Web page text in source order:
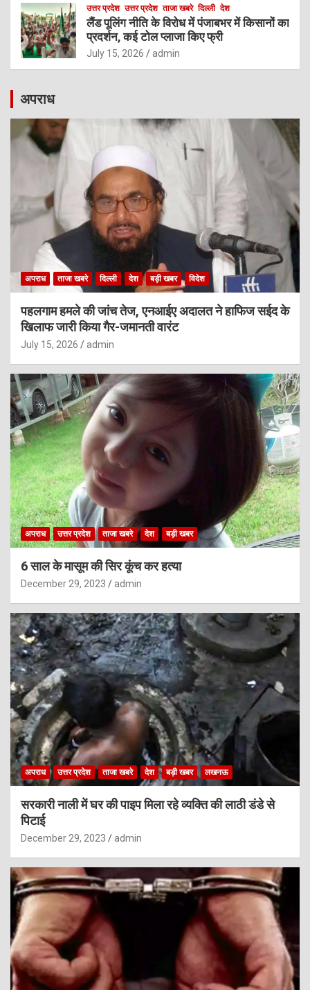
उत्तर प्रदेश उत्तर प्रदेश ताजा खबरे दिल्ली देश
लैंड पूलिंग नीति के विरोध में पंजाबभर में किसानों का
प्रदर्शन, कई टोल प्लाजा किए फ्री
July 15, 2026 admin
अपराध
अपराध ताजा खबरे दिल्ली देश बड़ी खबर विदेश
पहलगाम हमले की जांच तेज, एनआईए अदालत ने हाफिज सईद के
खिलाफ जारी किया गैर-जमानती वारंट
July 15, 2026 admin
अपराध उत्तर प्रदेश ताजा खबरे देश बड़ी खबर
6 साल के मासूम की सिर कूंच कर हत्या
December 29, 2023 admin
अपराध उत्तर प्रदेश ताजा खबरे देश बड़ी खबर लखनऊ
सरकारी नाली में घर की पाइप मिला रहे व्यक्ति की लाठी डंडे से
पिटाई
December 29, 2023 admin